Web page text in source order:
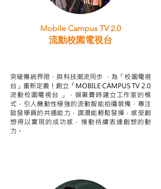
Mobile Campus TV 2.0
流動校園電視台
突破傳統界限，與科技潮流同步 ，為「校園電視
台」重新定義！創立「MOBILE CAMPUS TV 2.0
流動校園電視台 」，摒棄費時建立工作室的模
式，引人機動性極強的流動智能拍攝裝備，專注
啟發學員的共通能力，譔潛能輕鬆發揮，感受創
想得以實現的成功感，推動持續表達創想的動
力。